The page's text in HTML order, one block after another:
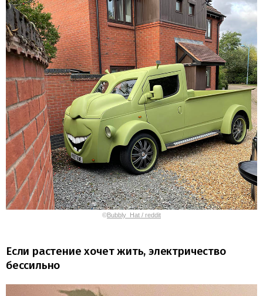
©Bubbly_Hat / reddit
Если растение хочет жить, электричество
бессильно